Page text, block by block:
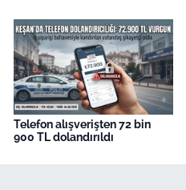
Telefon alışverişten 72 bin
900 TL dolandırıldı